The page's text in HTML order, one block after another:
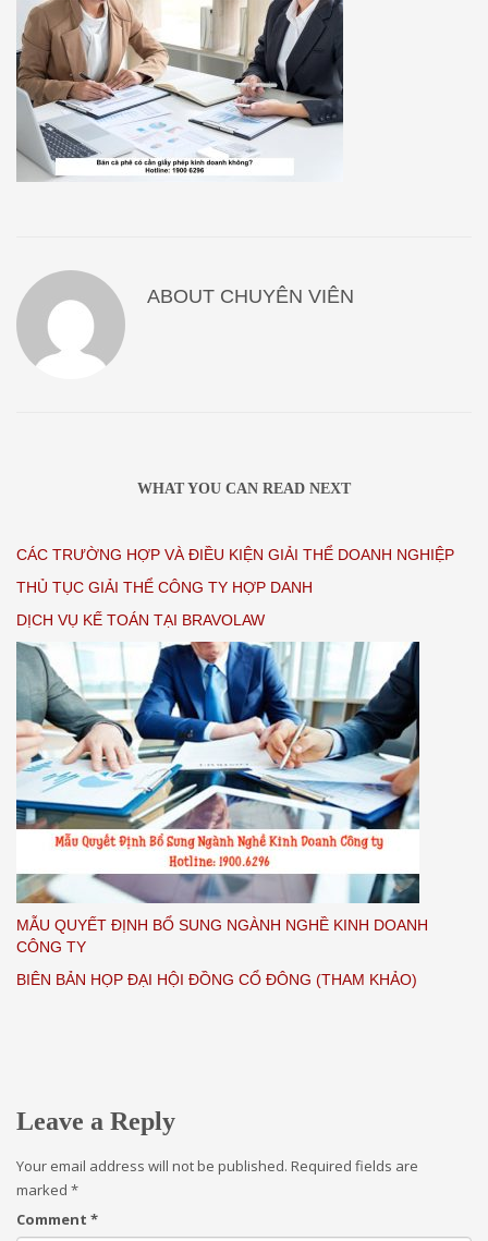
ABOUT CHUYÊN VIÊN
WHAT YOU CAN READ NEXT
CÁC TRƯỜNG HỢP VÀ ĐIỀU KIỆN GIẢI THỂ DOANH NGHIỆP
THỦ TỤC GIẢI THỂ CÔNG TY HỢP DANH
DỊCH VỤ KẾ TOÁN TẠI BRAVOLAW
MẪU QUYẾT ĐỊNH BỔ SUNG NGÀNH NGHỀ KINH DOANH
CÔNG TY
BIÊN BẢN HỌP ĐẠI HỘI ĐỒNG CỔ ĐÔNG (THAM KHẢO)
Leave a Reply
Your email address will not be published. Required fields are
marked *
Comment *